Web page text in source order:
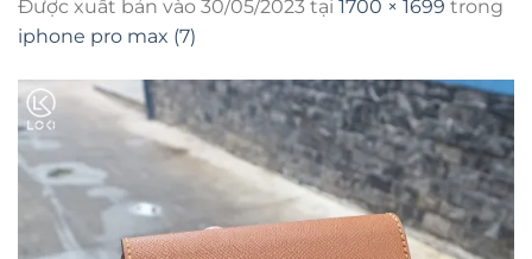
Được xuất bản vào 30/05/2023 tại 1700 × 1699 trong
iphone pro max (7)